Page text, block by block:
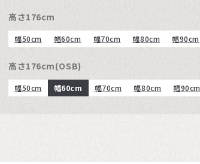
高さ176cm
幅50cm 幅60cm 幅70cm 幅80cm 幅90cm
高さ176cm(OSB)
幅50cm 幅60cm 幅70cm 幅80cm 幅90cm